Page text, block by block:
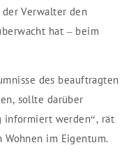
der Verwalter den
hat – beim
des beauftragten
sollte darüber
informiert werden“, rät
Wohnen im Eigentum.